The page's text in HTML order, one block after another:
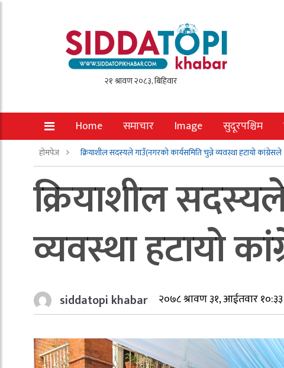
Home समाचार Image सुदूरपश्चिम
होमपेज क्रियाशील सदस्यले गाउँ(नगरको कार्यसमिति चुन्ने व्यवस्था हटायो कांग्रेसले
क्रियाशील
व्यवस्था हटायो
siddatopi khabar २०७८ श्रावण ३१, आईतवार १०:३३